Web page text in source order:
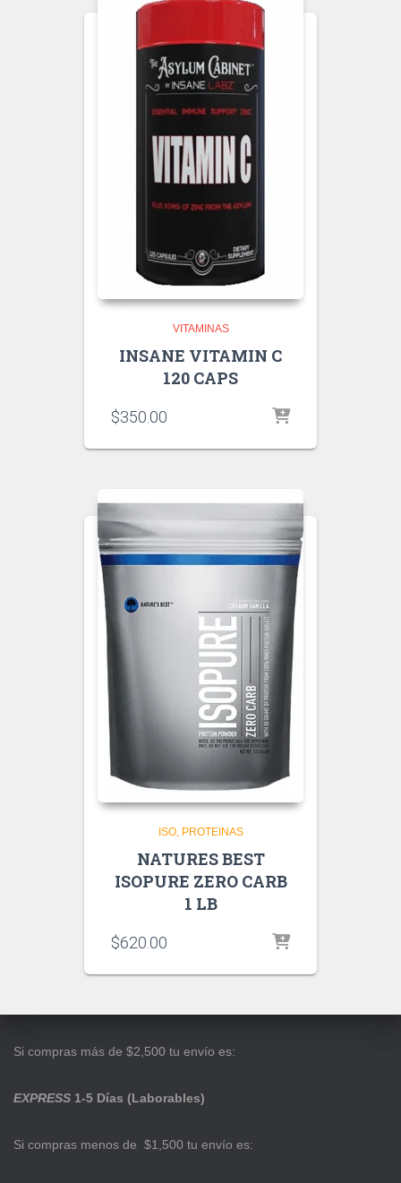
VITAMINAS
INSANE VITAMIN C
120 CAPS
$350.00
ISO PROTEINAS
NATURES BEST
ISOPURE ZERO CARB
1 LB
$620.00
Si compras más de $2,500 tu envío es:
EXPRESS 1-5 Días (Laborables)
Si compras menos de $1,500 tu envío es: